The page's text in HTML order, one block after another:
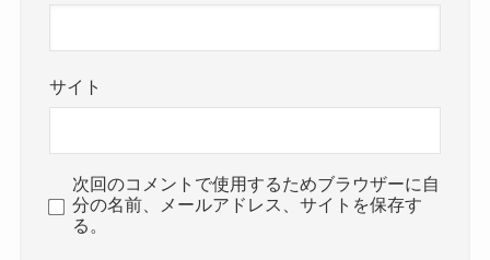
サイト
次回のコメントで使用するためブラウザーに自
分の名前、メールアドレス、サイトを保存す
る。